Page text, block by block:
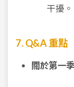
干擾。
7. Q&A 重點
關於第一